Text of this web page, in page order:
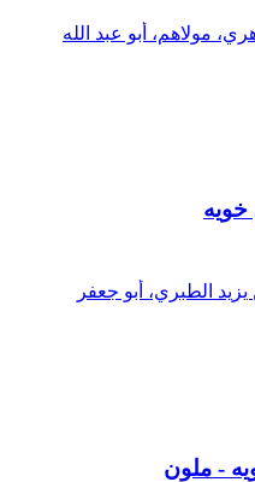
مولاهم، أبو عبد الله
الطبري، أبو جعفر
- ملون